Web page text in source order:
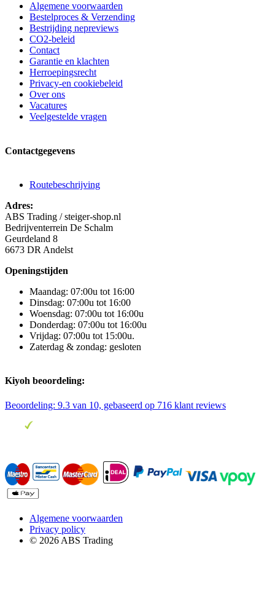
Algemene voorwaarden
Bestelproces & Verzending
Bestrijding nepreviews
CO2-beleid
Contact
Garantie en klachten
Herroepingsrecht
Privacy-en cookiebeleid
Over ons
Vacatures
Veelgestelde vragen
Contactgegevens
Routebeschrijving
Adres:
ABS Trading / steiger-shop.nl
Bedrijventerrein De Schalm
Geurdeland 8
6673 DR Andelst
Openingstijden
Maandag: 07:00u tot 16:00
Dinsdag: 07:00u tot 16:00
Woensdag: 07:00u tot 16:00u
Donderdag: 07:00u tot 16:00u
Vrijdag: 07:00u tot 15:00u.
Zaterdag & zondag: gesloten
Kiyoh beoordeling:
Beoordeling: 9.3 van 10, gebaseerd op 716 klant reviews
Algemene voorwaarden
Privacy policy
© 2026 ABS Trading